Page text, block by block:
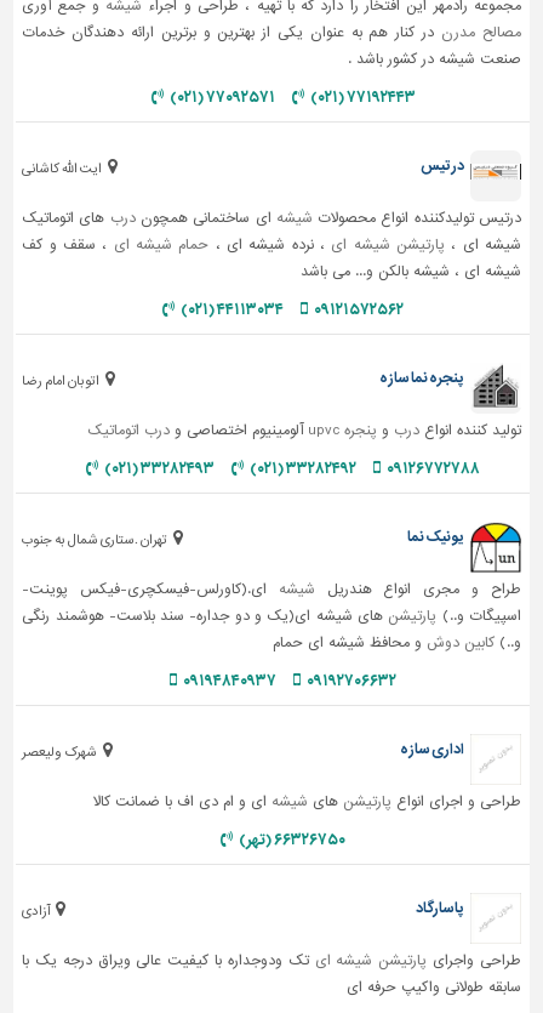
مجموعه رادمهر این افتخار را دارد که با تهیه ، طراحی و اجراء شیشه و جمع آوری
مصالح مدرن در کنار هم به عنوان یکی از بهترین و برترین ارائه دهندگان خدمات
صنعت شیشه در کشور باشد .
۷۷۱۹۲۴۴۳ (۰۲۱) ۷۷۰۹۲۵۷۱ (۰۲۱)
ایت الله کاشانی درتیس
درتیس تولیدکننده انواع محصولات شیشه ای ساختمانی همچوندرب های اتوماتیک
شیشه ای ، پارتیشن شیشه ای ، نرده شیشه ای ، حمام شیشه ای ، سقف و کف
شیشه ای ، شیشه بالکن و... می باشد
۰۹۱۲۱۵۷۲۵۶۲ ۴۴۱۱۳۰۳۴ (۰۲۱)
اتوبان امام رضا پنجره نما سازه
تولید کننده انواعدرب و پنجره upvc آلومینیوم اختصاصی ودرب اتوماتیک
۰۹۱۲۶۷۷۲۷۸۸ ۳۳۲۸۲۴۹۲ (۰۲۱) ۳۳۲۸۲۴۹۳ (۰۲۱)
تهران .ستاری شمال به جنوب یونیک نما
طراح و مجری انواع هندریل شیشه ای.(کاورلس-فیسکچری-فیکس پوینت-
اسپیگات و..) پارتیشن های شیشه ای(یک و دو جداره- سند بلاست- هوشمند رنگی
و..)کابین دوش و محافظ شیشه ای حمام
۰۹۱۹۲۷۰۶۶۳۲ ۰۹۱۹۴۸۴۰۹۳۷
شهرک ولیعصر اداری سازه
طراحی و اجرای انواع پارتیشن های شیشه ای و ام دی اف با ضمانت کالا
۶۶۳۲۶۷۵۰ (تهر)
آزادی پاسارگاد
طراحی واجرای پارتیشن شیشه ای تک ودوجداره با کیفیت عالی ویراق درجه یک با
سابقه طولانی واکیپ حرفه ای